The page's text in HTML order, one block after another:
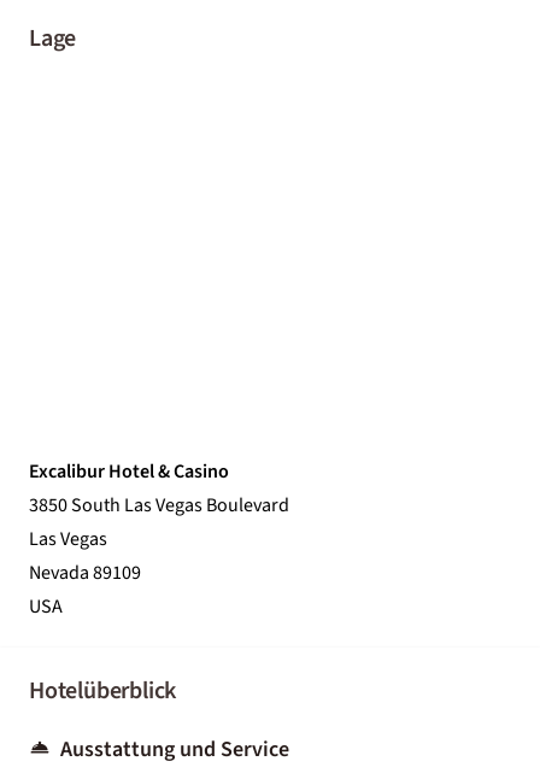
Lage
Excalibur Hotel & Casino
3850 South Las Vegas Boulevard
Las Vegas
Nevada 89109
USA
Hotelüberblick
Ausstattung und Service